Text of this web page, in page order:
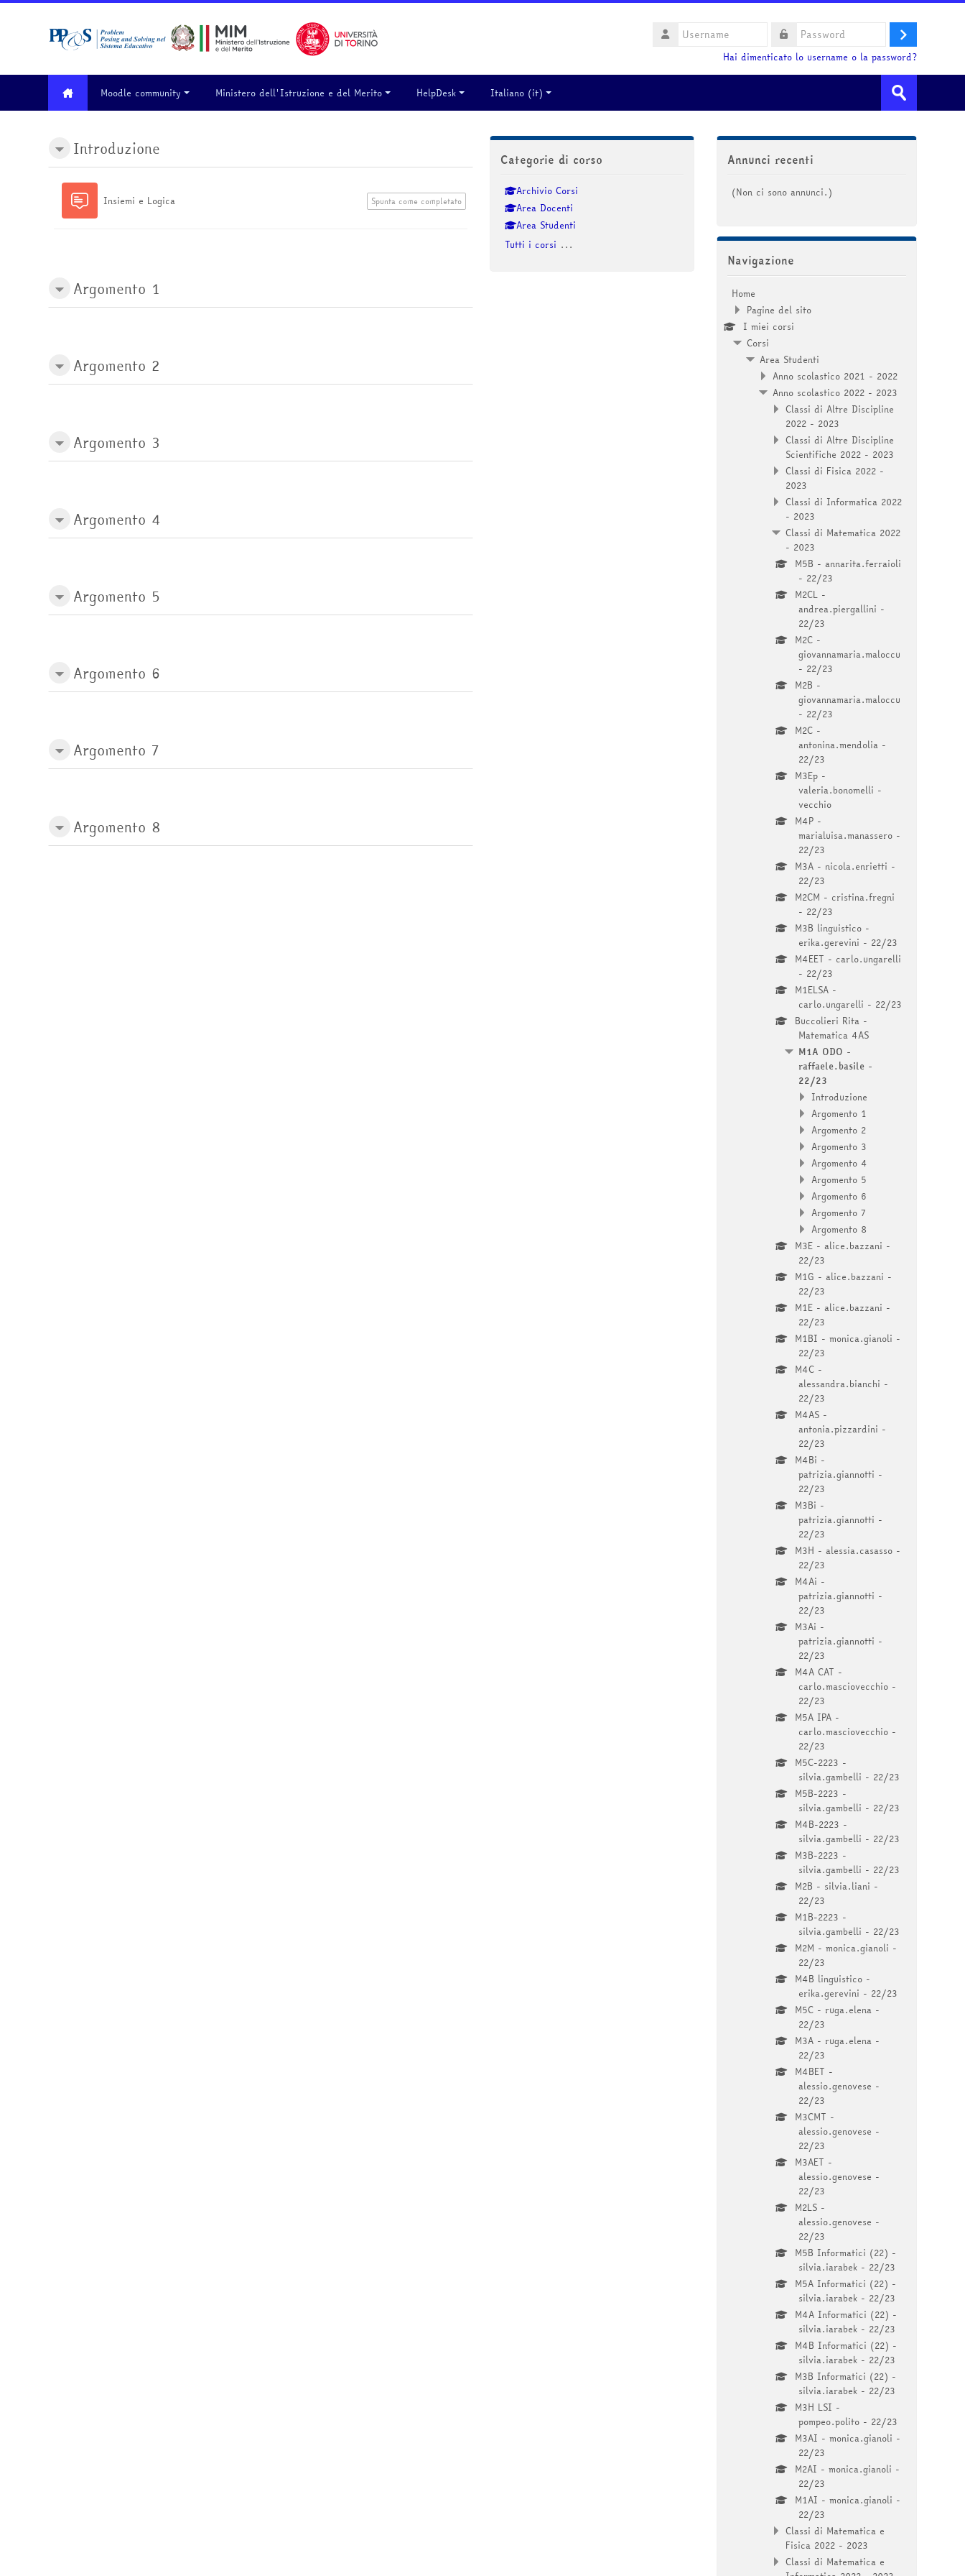
Username
Login
Hai dimenticato lo username o la password?
Moodle community Ministero dell'Istruzione e del Merito HelpDesk Italiano ‎(it)‎ Invia
Introduzione
Insiemi e Logica Spunta come completato
Argomento 1
Argomento 2
Argomento 3
Argomento 4
Argomento 5
Argomento 6
Argomento 7
Argomento 8
Salta Categorie di corso
Categorie di corso
Archivio Corsi
Area Docenti
Area Studenti
Tutti i corsi ...
Salta Annunci recenti
Annunci recenti
(Non ci sono annunci.)
Salta Navigazione
Navigazione
Home
Pagine del sito
I miei corsi
Corsi
Area Studenti
Anno scolastico 2021 - 2022
Anno scolastico 2022 - 2023
Classi di Altre Discipline
2022 - 2023
Classi di Altre Discipline
Scientifiche 2022 - 2023
Classi di Fisica 2022 -
2023
Classi di Informatica 2022
- 2023
Classi di Matematica 2022
- 2023
M5B - annarita.ferraioli
- 22/23
M2CL -
andrea.piergallini -
22/23
M2C -
giovannamaria.maloccu
- 22/23
M2B -
giovannamaria.maloccu
- 22/23
M2C -
antonina.mendolia -
22/23
M3Ep -
valeria.bonomelli -
vecchio
M4P -
marialuisa.manassero -
22/23
M3A - nicola.enrietti -
22/23
M2CM - cristina.fregni
- 22/23
M3B linguistico -
erika.gerevini - 22/23
M4EET - carlo.ungarelli
- 22/23
M1ELSA -
carlo.ungarelli - 22/23
Buccolieri Rita -
Matematica 4AS
M1A ODO -
raffaele.basile -
22/23
Introduzione
Argomento 1
Argomento 2
Argomento 3
Argomento 4
Argomento 5
Argomento 6
Argomento 7
Argomento 8
M3E - alice.bazzani -
22/23
M1G - alice.bazzani -
22/23
M1E - alice.bazzani -
22/23
M1BI - monica.gianoli -
22/23
M4C -
alessandra.bianchi -
22/23
M4AS -
antonia.pizzardini -
22/23
M4Bi -
patrizia.giannotti -
22/23
M3Bi -
patrizia.giannotti -
22/23
M3H - alessia.casasso -
22/23
M4Ai -
patrizia.giannotti -
22/23
M3Ai -
patrizia.giannotti -
22/23
M4A CAT -
carlo.masciovecchio -
22/23
M5A IPA -
carlo.masciovecchio -
22/23
M5C-2223 -
silvia.gambelli - 22/23
M5B-2223 -
silvia.gambelli - 22/23
M4B-2223 -
silvia.gambelli - 22/23
M3B-2223 -
silvia.gambelli - 22/23
M2B - silvia.liani -
22/23
M1B-2223 -
silvia.gambelli - 22/23
M2M - monica.gianoli -
22/23
M4B linguistico -
erika.gerevini - 22/23
M5C - ruga.elena -
22/23
M3A - ruga.elena -
22/23
M4BET -
alessio.genovese -
22/23
M3CMT -
alessio.genovese -
22/23
M3AET -
alessio.genovese -
22/23
M2LS -
alessio.genovese -
22/23
M5B Informatici (22) -
silvia.iarabek - 22/23
M5A Informatici (22) -
silvia.iarabek - 22/23
M4A Informatici (22) -
silvia.iarabek - 22/23
M4B Informatici (22) -
silvia.iarabek - 22/23
M3B Informatici (22) -
silvia.iarabek - 22/23
M3H LSI -
pompeo.polito - 22/23
M3AI - monica.gianoli -
22/23
M2AI - monica.gianoli -
22/23
M1AI - monica.gianoli -
22/23
Classi di Matematica e
Fisica 2022 - 2023
Classi di Matematica e